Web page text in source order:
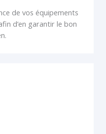
de vos équipements
d’en garantir le bon